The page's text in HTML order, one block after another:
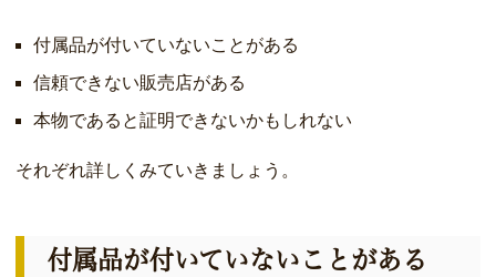
付属品が付いていないことがある
信頼できない販売店がある
本物であると証明できないかもしれない
それぞれ詳しくみていきましょう。
付属品が付いていないことがある